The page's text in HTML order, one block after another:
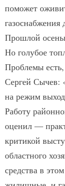
поможет
Прошлой
Но голубое
Проблемы есть,
Сергей Сычев:
на режим
Работу
оценил —
критикой
областного
средства в